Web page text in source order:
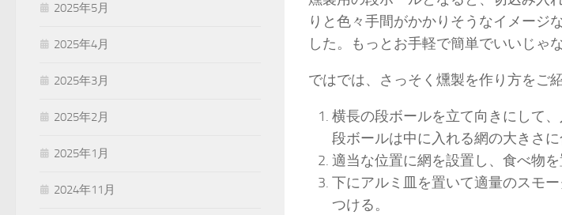
りと色々手間がかかりそうなイメージ
した。もっとお手軽で簡単でいいじゃ
ではでは、さっそく燻製を作り方をご
横長の段ボールを立て向きにして
段ボールは中に入れる網の大きさ
適当な位置に網を設置し、食べ物を
下にアルミ皿を置いて適量のスモ
つける。
2025年5月
2025年4月
2025年3月
2025年2月
2025年1月
2024年11月